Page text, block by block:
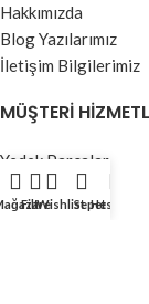
Hakkımızda
Blog Yazılarımız
İletişim Bilgilerimiz
MÜŞTERI
Yedek Parçalar
Jaluzi Perdeler
Stor Perdeler
FiltreWishlistSepetHesabım